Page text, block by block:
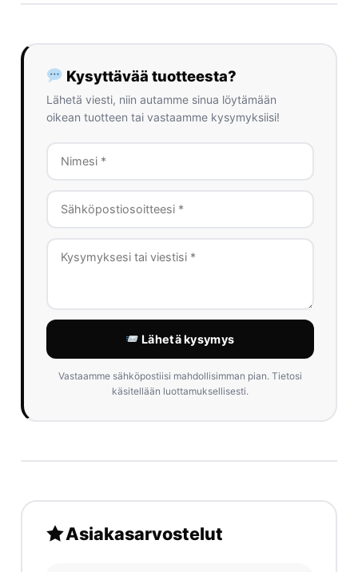
Kysyttävää tuotteesta?
Lähetä viesti, niin autamme sinua löytämään
oikean tuotteen tai vastaamme kysymyksiisi!
Lähetä kysymys
Vastaamme sähköpostiisi mahdollisimman pian. Tietosi
käsitellään luottamuksellisesti.
Asiakasarvostelut